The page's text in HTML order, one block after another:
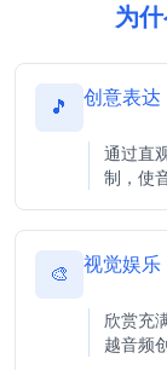
为
🎵 创意表达
通过直
制，使
🎨 视觉娱乐
欣赏充
越音频